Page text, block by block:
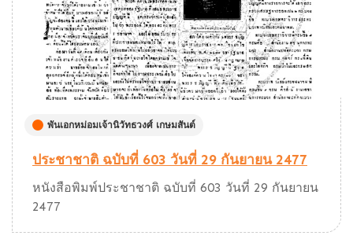
พันเอกหม่อมเจ้านิวัทธวงศ์ เกษมสันต์
ประชาชาติ ฉบับที่ 603 วันที่ 29 กันยายน 2477
หนังสือพิมพ์ประชาชาติ ฉบับที่ 603 วันที่ 29 กันยายน
2477